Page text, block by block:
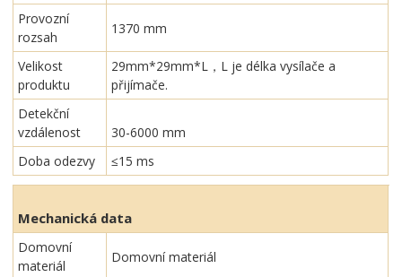
Provozní
rozsah
1370 mm
Velikost
produktu
29mm*29mm*L，L je délka vysílače a
přijímače.
Detekční
vzdálenost
30-6000 mm
Doba odezvy
≤15 ms
Mechanická data
Domovní
materiál
Domovní materiál